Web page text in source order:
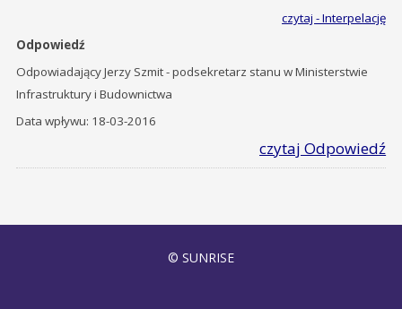
czytaj - Interpelację
Odpowiedź
Odpowiadający Jerzy Szmit - podsekretarz stanu w Ministerstwie
Infrastruktury i Budownictwa
Data wpływu: 18-03-2016
czytaj Odpowiedź
© SUNRISE